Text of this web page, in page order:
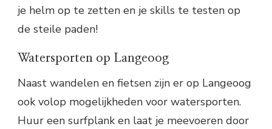
je helm op te zetten en je skills te testen op
de steile paden!
Watersporten op Langeoog
Naast wandelen en fietsen zijn er op Langeoog
ook volop mogelijkheden voor watersporten.
Huur een surfplank en laat je meevoeren door